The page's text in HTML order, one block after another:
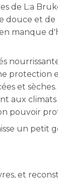
de L:a
douce et
manque
protection
et
climats
pouvoir
un petit
et